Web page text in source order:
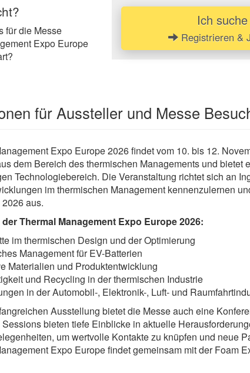
für die Messe
Expo Europe
Ich
Registrieren &
für Aussteller und Messe
Expo Europe 2026 findet vom 10. bis 12.
dem Bereich des thermischen Managements und
Technologiebereich. Die Veranstaltung richtet sich an
im thermischen Management kennenzulernen
aus.
Thermal Management Expo Europe 2026:
im thermischen Design und der Optimierung
Management für EV-Batterien
Materialien und Produktentwicklung
und Recycling in der thermischen Industrie
in der Automobil-, Elektronik-, Luft- und
Ausstellung bietet die Messe auch eine
bieten tiefe Einblicke in aktuelle
um wertvolle Kontakte zu knüpfen und neue
Expo Europe findet gemeinsam mit der Foam